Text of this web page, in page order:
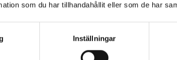
som du har tillhandahållit eller som de har
Inställningar
och regeringen skriver Silvia Ernhagen, Svensk
skolbibliotek ska slå rätt.